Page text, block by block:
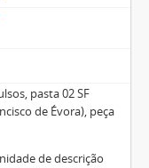
pasta 02 SF
de Évora), peça
de descrição